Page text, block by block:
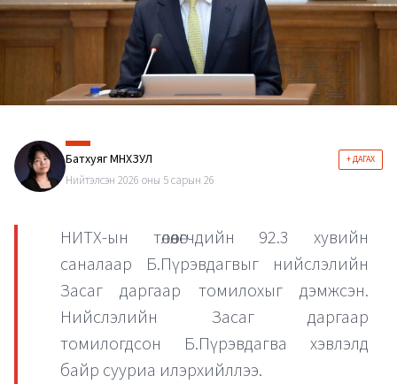
Батхуяг МӨНХЗУЛ + ДАГАХ
Нийтэлсэн 2026 оны 5 сарын 26
НИТХ-ын төлөөлөгчдийн 92.3 хувийн
саналаар Б.Пүрэвдагвыг нийслэлийн
Засаг даргаар томилохыг дэмжсэн.
Нийслэлийн Засаг даргаар
томилогдсон Б.Пүрэвдагва хэвлэлд
байр сууриа илэрхийллээ.